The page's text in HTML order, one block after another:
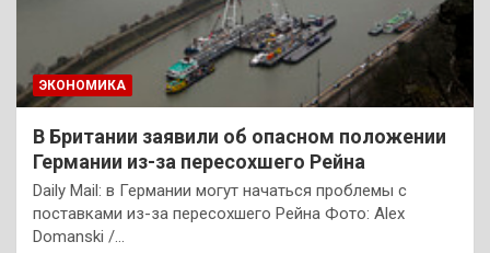
ЭКОНОМИКА
В Британии заявили об опасном положении
Германии из-за пересохшего Рейна
Daily Mail: в Германии могут начаться проблемы с
поставками из-за пересохшего Рейна Фото: Alex
Domanski /…